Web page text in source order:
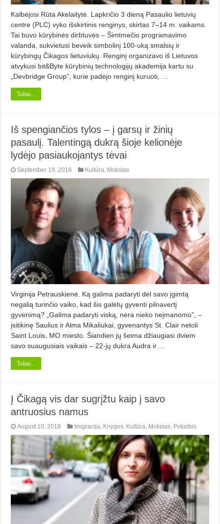
Kalbėjosi Rūta Akelaitytė. Lapkričio 3 dieną Pasaulio lietuvių
centre (PLC) vyko išskirtinis ren­gi­nys, skirtas 7–14 m. vaikams.
Tai buvo kūrybinės dirbtuvės – Šimtmečio programavimo
valanda, sukvietusi beveik simbolinį 100-uką smalsių ir
kūrybingų Čika­gos lietuviukų. Ren­ginį organizavo iš Lietuvos
atvykusi bit&Byte kūrybinių tech­nologijų aka­demija kartu su
„Devbridge Group”, kurie padėjo renginį kuruoti, …
Toliau...
Iš spengiančios tylos – į garsų ir žinių
pasaulį. Talentingą dukrą šioje kelionėje
lydėjo pasiaukojantys tėvai
September 19, 2018 Kultūra, Mokslas
Virginija Petrauskienė. Ką galima padaryti dėl savo įgimtą
negalią turinčio vaiko, kad šis galėtų gyventi pilnavertį
gyvenimą? „Galima padaryti viską, nėra nieko neįmanomo”, –
įsitikinę Saulius ir Alma Mikaliukai, gyvenantys St. Clair netoli
Saint Louis, MO miesto. Šiandien jų šeima džiaugiasi dviem
savo suaugusiais vaikais – 22-jų dukra Audra ir …
Toliau...
Į Čikagą vis dar sugrįžtu kaip į savo
antruosius namus
August 10, 2018 Imigracija Knygos Kultūra Mokslas Pokalbis